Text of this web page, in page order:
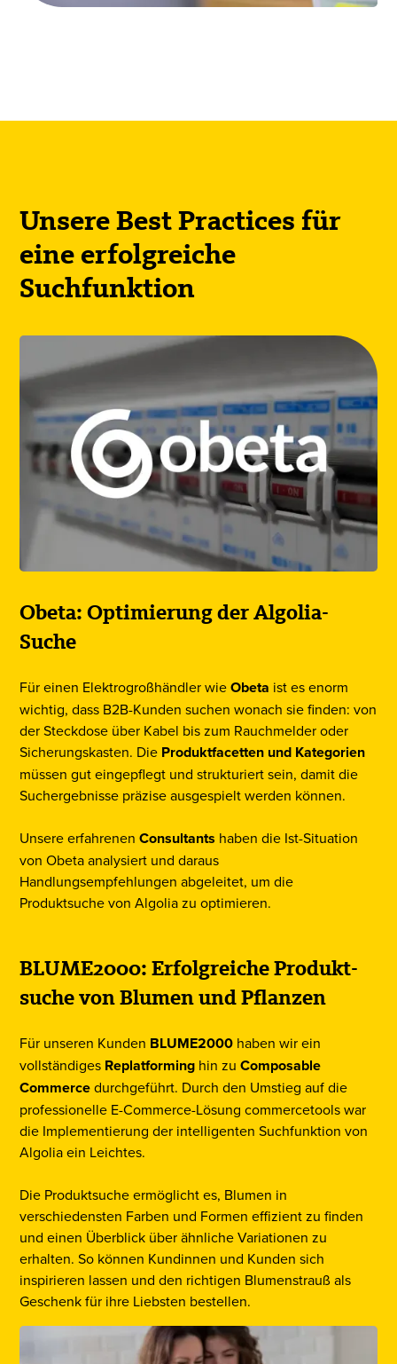
Unsere Best Practices für
eine erfolgreiche
Suchfunktion
Obeta: Optimierung der Algolia-
Suche
Für einen Elektrogroßhändler wieObeta ist es enorm
wichtig, dass B2B-Kunden suchen wonach sie finden: von
der Steckdose über Kabel bis zum Rauchmelder oder
Sicherungskasten. Die Produktfacetten und Kategorien
müssen gut eingepflegt und strukturiert sein, damit die
Suchergebnisse präzise ausgespielt werden können.
Unsere erfahrenenConsultants haben die Ist-Situation
von Obeta analysiert und daraus
Handlungsempfehlungen abgeleitet, um die
Produktsuche von Algolia zu optimieren.
BLUME2000: Erfolgreiche Produkt­
suche von Blumen und Pflanzen
Für unseren Kunden BLUME2000 haben wir ein
vollständiges Replatforming hin zuComposable
Commercedurchgeführt. Durch den Umstieg auf die
professionelle E-Commerce-Lösung commercetools war
die Implementierung der intelligenten Suchfunktion von
Algolia ein Leichtes.
Die Produktsuche ermöglicht es, Blumen in
verschiedensten Farben und Formen effizient zu finden
und einen Überblick über ähnliche Variationen zu
erhalten. So können Kundinnen und Kunden sich
inspirieren lassen und den richtigen Blumenstrauß als
Geschenk für ihre Liebsten bestellen.